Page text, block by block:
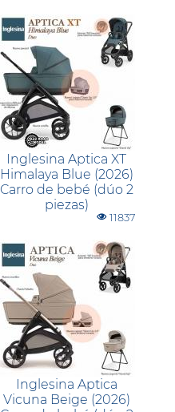
Inglesina Aptica XT
Himalaya Blue (2026)
Carro de bebé (dúo 2
piezas)
11837
Inglesina Aptica
Vicuna Beige (2026)